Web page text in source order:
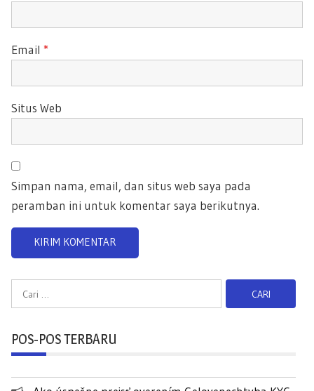
Email *
Situs Web
Simpan nama, email, dan situs web saya pada
peramban ini untuk komentar saya berikutnya.
a
POS-POS TERBARU